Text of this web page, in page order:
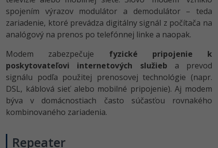
spojením výrazov modulátor a demodulátor – teda
zariadenie, ktoré prevádza digitálny signál z počítača na
analógový na prenos po telefónnej linke a naopak.
Modem zabezpečuje fyzické pripojenie k
poskytovateľovi internetových služieb a prevod
signálu podľa použitej prenosovej technológie (napr.
DSL, káblová sieť alebo mobilné pripojenie). Aj modem
býva v domácnostiach často súčasťou rovnakého
kombinovaného zariadenia.
Repeater